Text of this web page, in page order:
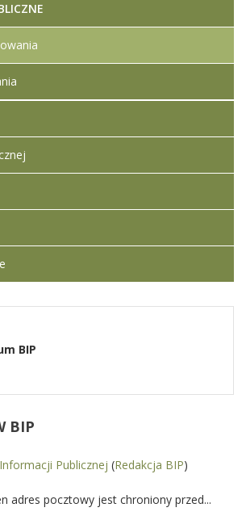
BIP
BIP
Publicznej (Redakcja BIP)
adres pocztowy jest chroniony przed...